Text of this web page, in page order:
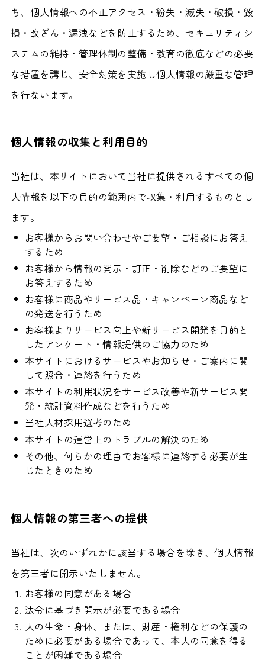
ち、個人情報への不正アクセス・紛失・滅失・破損・毀
損・改ざん・漏洩などを防止するため、セキュリティシ
ステムの維持・管理体制の整備・教育の徹底などの必要
な措置を講じ、安全対策を実施し個人情報の厳重な管理
を行ないます。
個人情報の収集と利用目的
当社は、本サイトにおいて当社に提供されるすべての個
人情報を以下の目的の範囲内で収集・利用するものとし
ます。
お客様からお問い合わせやご要望・ご相談にお答え
するため
お客様から情報の開示・訂正・削除などのご要望に
お答えするため
お客様に商品やサービス品・キャンペーン商品など
の発送を行うため
お客様よりサービス向上や新サービス開発を目的と
したアンケート・情報提供のご協力のため
本サイトにおけるサービスやお知らせ・ご案内に関
して照合・連絡を行うため
本サイトの利用状況をサービス改善や新サービス開
発・統計資料作成などを行うため
当社人材採用選考のため
本サイトの運営上のトラブルの解決のため
その他、何らかの理由でお客様に連絡する必要が生
じたときのため
個人情報の第三者への提供
当社は、次のいずれかに該当する場合を除き、個人情報
を第三者に開示いたしません。
お客様の同意がある場合
法令に基づき開示が必要である場合
人の生命・身体、または、財産・権利などの保護の
ために必要がある場合であって、本人の同意を得る
ことが困難である場合